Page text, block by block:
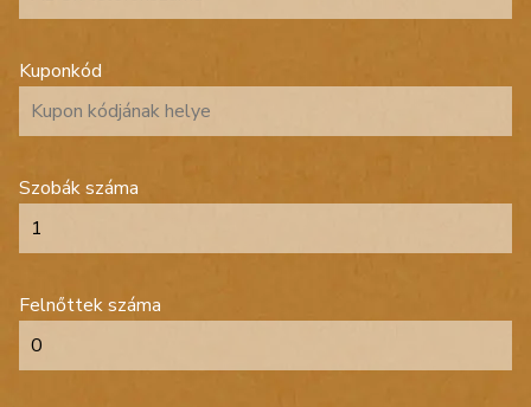
Kuponkód
Szobák száma
Felnőttek száma